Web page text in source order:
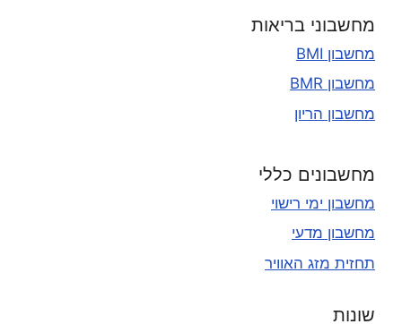
מחשבוני בריאות
מחשבון BMI
מחשבון BMR
מחשבון הריון
מחשבונים כללי
מחשבון ימי רישוי
מחשבון מדעי
תחזית מזג האוויר
שונות